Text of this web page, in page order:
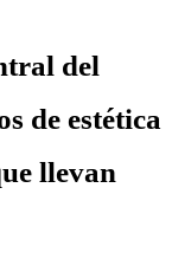
del
de estética
llevan